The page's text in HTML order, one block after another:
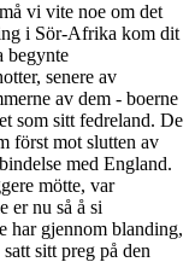
vi vite noe om det
i Sör-Afrika kom dit
begynte
senere av
av dem - boerne
som sitt fedreland. De
först mot slutten av
med England.
mötte, var
er nu så å si
har gjennom blanding,
sitt preg på den